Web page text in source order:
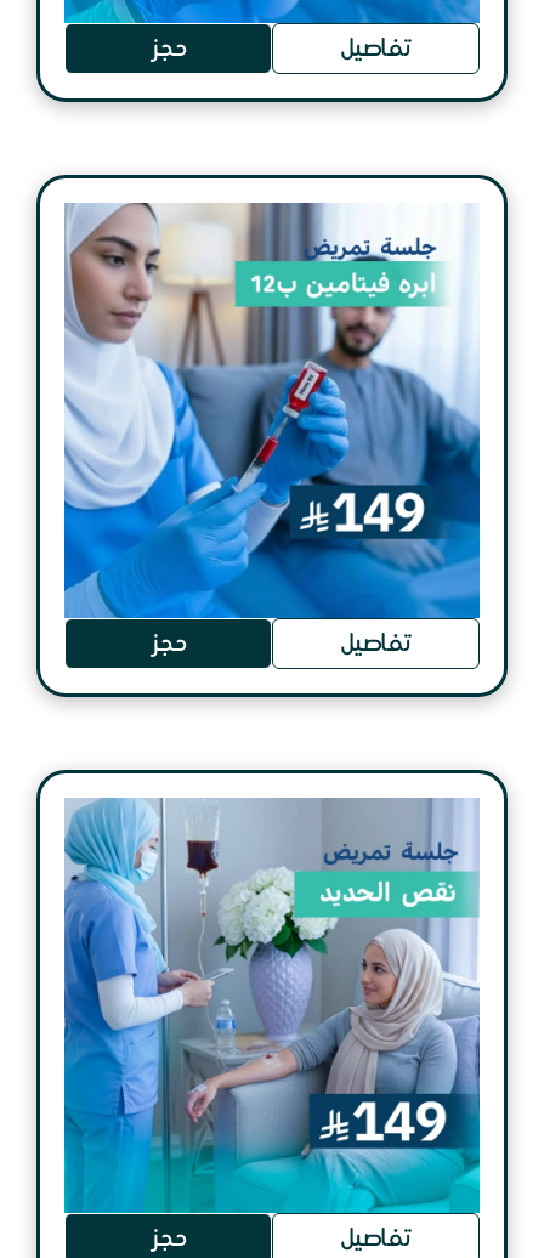
حجز تفاصيل
حجز تفاصيل
حجز تفاصيل